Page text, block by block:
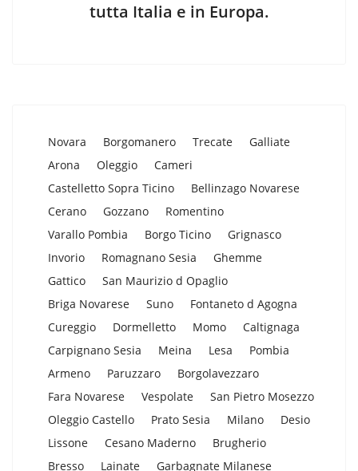
tutta Italia e in Europa.
Novara Borgomanero Trecate
Galliate
Arona
Oleggio
Cameri
Castelletto Sopra Ticino
Bellinzago Novarese
Cerano
Gozzano
Romentino
Varallo Pombia
Borgo Ticino
Grignasco
Invorio
Romagnano Sesia
Ghemme
Gattico
San Maurizio d Opaglio
Briga Novarese
Suno
Fontaneto d Agogna
Cureggio
Dormelletto Momo
Caltignaga
Carpignano Sesia
Meina Lesa
Pombia
Armeno
Paruzzaro
Borgolavezzaro
Fara Novarese
Vespolate
San Pietro Mosezzo
Oleggio Castello
Prato Sesia Milano
Desio
Lissone
Cesano Maderno
Brugherio
Bresso
Lainate
Garbagnate Milanese